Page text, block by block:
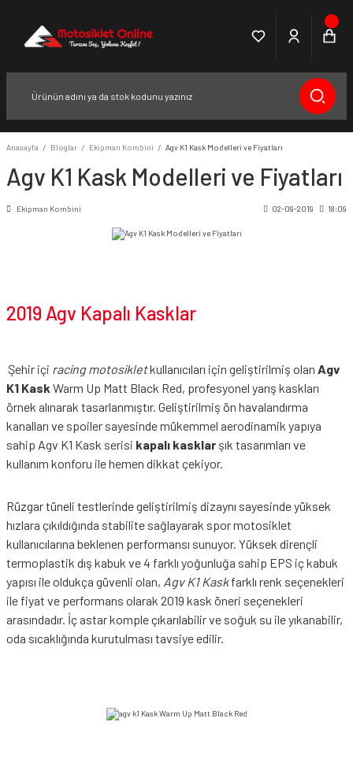
Anasayfa Bloglar Ekipman Kombini Agv K1 Kask Modelleri ve Fiyatları
Agv K1 Kask Modelleri ve Fiyatları
Ekipman Kombini 02-09-2019 18:09
2019 Agv Kapalı Kasklar
Şehir içi racing motosikletkullanıcıları için geliştirilmiş olan Agv
K1 Kask Warm Up Matt Black Red, profesyonel yarış kaskları
örnek alınarak tasarlanmıştır. Geliştirilmiş ön havalandırma
kanalları ve spoiler sayesinde mükemmel aerodinamik yapıya
sahip Agv K1 Kask serisi kapalı kasklar şık tasarımları ve
kullanım konforu ile hemen dikkat çekiyor.
Rüzgar tüneli testlerinde geliştirilmiş dizaynı sayesinde yüksek
hızlara çıkıldığında stabilite sağlayarak spor motosiklet
kullanıcılarına beklenen performansı sunuyor. Yüksek dirençli
termoplastik dış kabuk ve 4 farklı yoğunluğa sahip EPS iç kabuk
yapısı ile oldukça güvenli olan, Agv K1 Kaskfarklı renk seçenekleri
ile fiyat ve performans olarak 2019 kask öneri seçenekleri
arasındadır. İç astar komple çıkarılabilir ve soğuk su ile yıkanabilir,
oda sıcaklığında kurutulması tavsiye edilir.